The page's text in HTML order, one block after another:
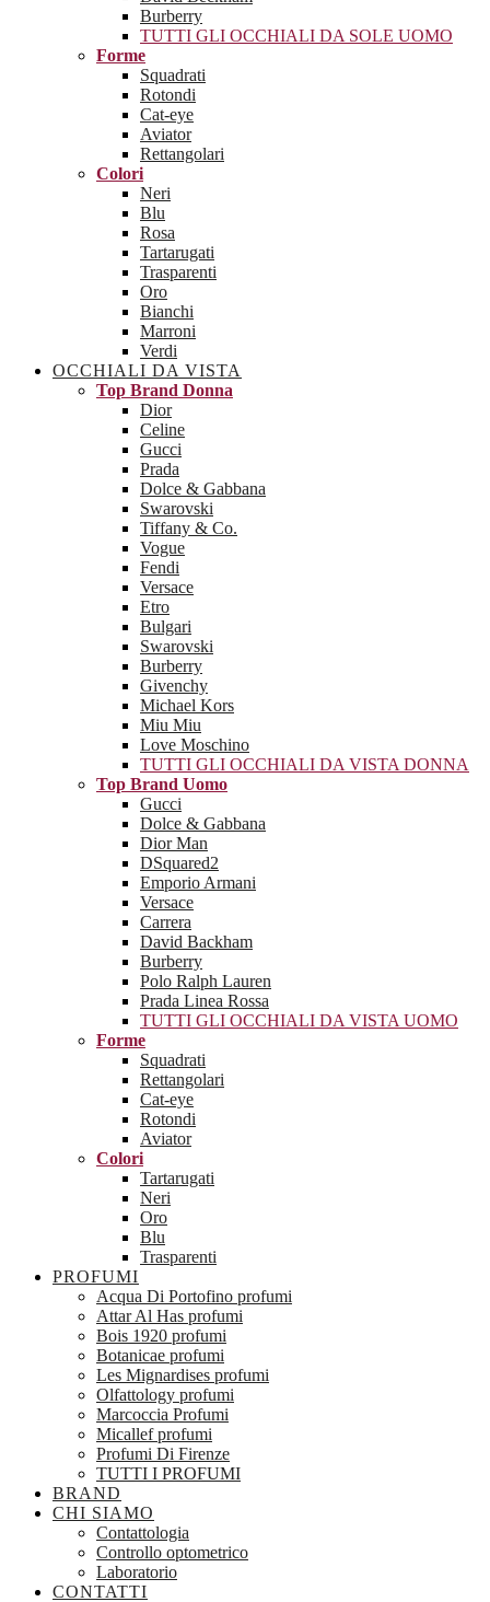
Burberry
TUTTI GLI OCCHIALI DA SOLE UOMO
Forme
Squadrati
Rotondi
Cat-eye
Aviator
Rettangolari
Colori
Neri
Blu
Rosa
Tartarugati
Trasparenti
Oro
Bianchi
Marroni
Verdi
OCCHIALI DA VISTA
Top Brand Donna
Dior
Celine
Gucci
Prada
Dolce & Gabbana
Swarovski
Tiffany & Co.
Vogue
Fendi
Versace
Etro
Bulgari
Swarovski
Burberry
Givenchy
Michael Kors
Miu Miu
Love Moschino
TUTTI GLI OCCHIALI DA VISTA DONNA
Top Brand Uomo
Gucci
Dolce & Gabbana
Dior Man
DSquared2
Emporio Armani
Versace
Carrera
David Backham
Burberry
Polo Ralph Lauren
Prada Linea Rossa
TUTTI GLI OCCHIALI DA VISTA UOMO
Forme
Squadrati
Rettangolari
Cat-eye
Rotondi
Aviator
Colori
Tartarugati
Neri
Oro
Blu
Trasparenti
PROFUMI
Acqua Di Portofino profumi
Attar Al Has profumi
Bois 1920 profumi
Botanicae profumi
Les Mignardises profumi
Olfattology profumi
Marcoccia Profumi
Micallef profumi
Profumi Di Firenze
TUTTI I PROFUMI
BRAND
CHI SIAMO
Contattologia
Controllo optometrico
Laboratorio
CONTATTI